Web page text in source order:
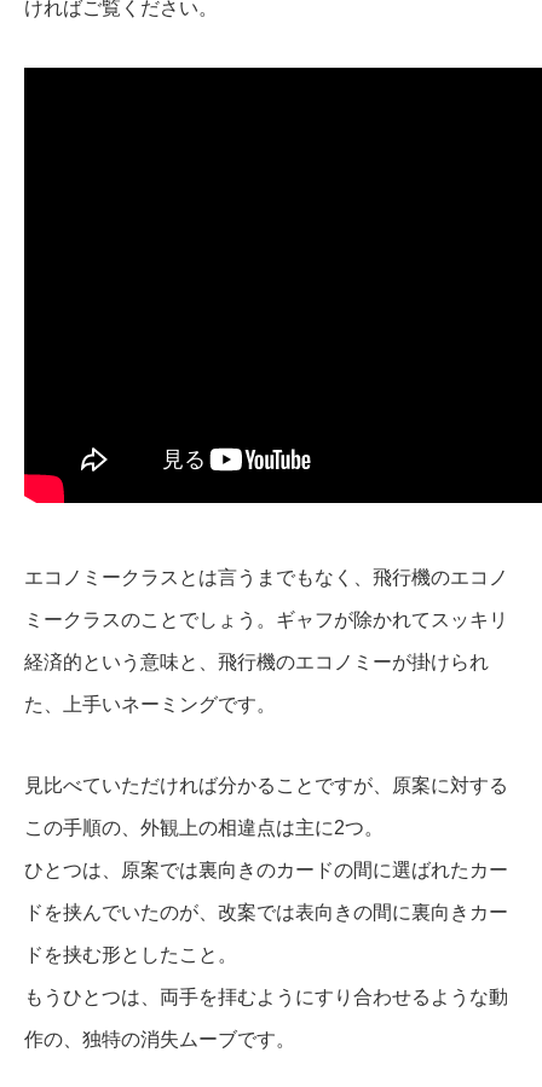
ければご覧ください。
エコノミークラスとは言うまでもなく、飛行機のエコノ
ミークラスのことでしょう。ギャフが除かれてスッキリ
経済的という意味と、飛行機のエコノミーが掛けられ
た、上手いネーミングです。
見比べていただければ分かることですが、原案に対する
この手順の、外観上の相違点は主に2つ。
ひとつは、原案では裏向きのカードの間に選ばれたカー
ドを挟んでいたのが、改案では表向きの間に裏向きカー
ドを挟む形としたこと。
もうひとつは、両手を拝むようにすり合わせるような動
作の、独特の消失ムーブです。